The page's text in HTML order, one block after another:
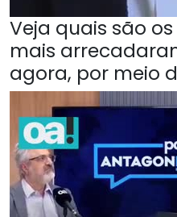
Veja quais são
mais
agora, por meio